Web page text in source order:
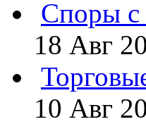
Споры с
18 Авг
10 Авг